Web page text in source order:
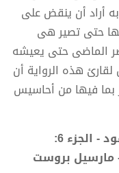
أراد أن ينقض على
حتى تصير هى
الماضى حتى يعيشه
هذه الرواية أن
بما فيها من أحاسيس
تحميل كتاب البحث عن الزمن المفقود - الجزء 6: